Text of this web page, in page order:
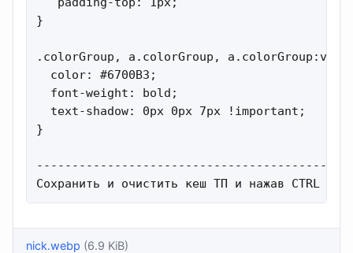
}
.colorGroup, a.colorGroup,
  color: #6700B3;
  font-weight: bold;
  text-shadow: 0px 0px 7px !important;
}
Сохранить и очистить кеш ТП и нажав CTRL +
nick.webp (6.9 KiB)